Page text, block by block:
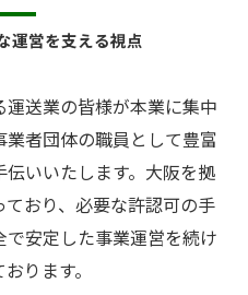
運営を支える視点
送業の皆様が本業に集中
者団体の職員として豊富
いいたします。大阪を拠
おり、必要な許認可の手
安定した事業運営を続け
ります。